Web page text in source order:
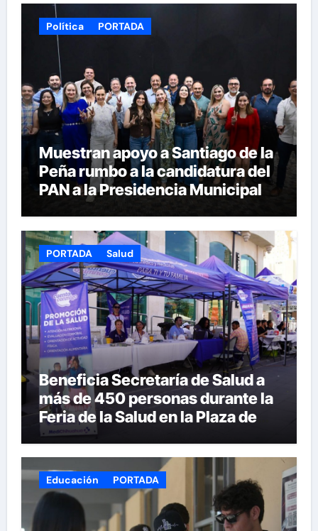
Política PORTADA
Muestran apoyo a Santiago de la
Peña rumbo a la candidatura del
PAN a la Presidencia Municipal
PORTADA Salud
Beneficia Secretaría de Salud a
más de 450 personas durante la
Feria de la Salud en la Plaza de
Armas
Educación PORTADA